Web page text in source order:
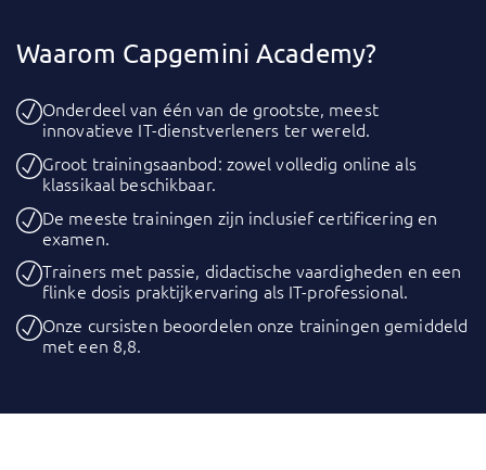
Waarom Capgemini Academy?
Onderdeel van één van de grootste, meest
innovatieve IT-dienstverleners ter wereld.
Groot trainingsaanbod: zowel volledig online als
klassikaal beschikbaar.
De meeste trainingen zijn inclusief certificering en
examen.
Trainers met passie, didactische vaardigheden en een
flinke dosis praktijkervaring als IT-professional.
Onze cursisten beoordelen onze trainingen gemiddeld
met een 8,8.